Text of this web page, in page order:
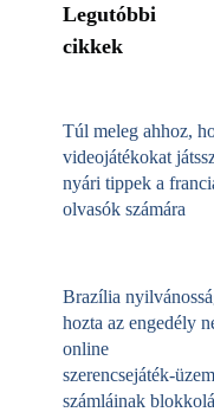
Legutóbbi
cikkek
Túl meleg ahhoz,
videojátékokat
nyári tippek a
olvasók számára
Brazília
hozta az engedély
online
számláinak